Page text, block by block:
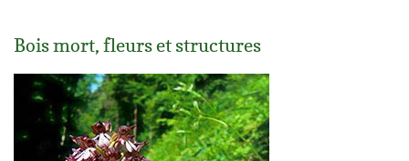
Bois mort, fleurs et structures